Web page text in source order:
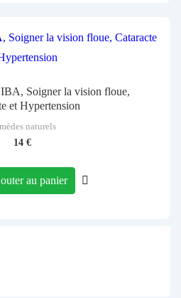
Soigner la vision floue,
et Hypertension
naturels
14 €
au panier